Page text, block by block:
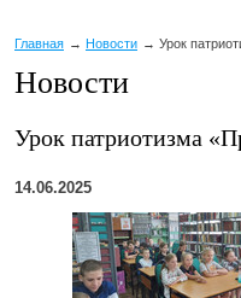
Главная Новости Урок
Новости
Урок патриотизма
14.06.2025